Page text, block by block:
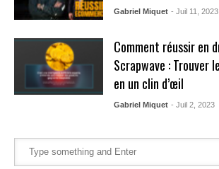
Gabriel Miquet - Juil 11, 2023
Comment réussir en
Scrapwave : Trouver
en un clin d’œil
Gabriel Miquet - Juil 2, 2023